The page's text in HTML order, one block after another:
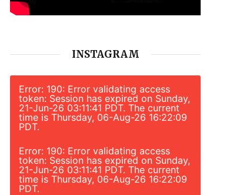
INSTAGRAM
Error: 190: Error validating access
token: Session has expired on Sunday,
21-Jun-26 03:11:41 PDT. The current
time is Thursday, 06-Aug-26 16:22:09
PDT.
Error: 190: Error validating access
token: Session has expired on Sunday,
21-Jun-26 03:11:41 PDT. The current
time is Thursday, 06-Aug-26 16:22:09
PDT.